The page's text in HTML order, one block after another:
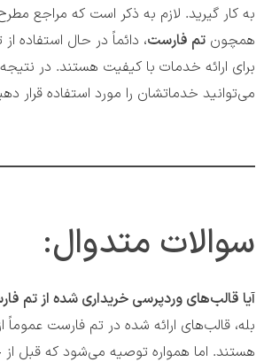
به کار گیرید. لازم به ذکر است که مراجع
همچون تم فارست، دائماً در حال استفاده
برای ارائه خدمات با کیفیت هستند. در
می‌توانید خدماتشان را مورد استفاده قرار
سوالات متدوال:
آیا قالب‌های وردپرسی خریداری شده از تم
بله، قالب‌های ارائه شده در تم فارست
هستند. اما همواره توصیه می‌شود که قبل از